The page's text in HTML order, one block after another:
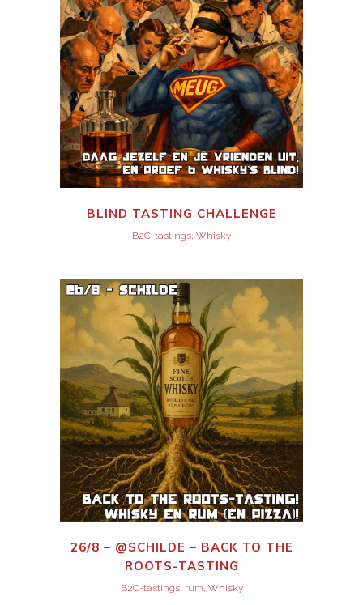
BLIND TASTING CHALLENGE
B2C-tastings, Whisky
26/8 – @SCHILDE – BACK TO THE
ROOTS-TASTING
B2C-tastings, rum, Whisky